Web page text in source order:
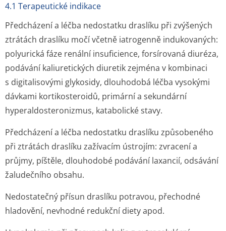
4.1 Terapeutické indikace
Předcházení a léčba nedostatku draslíku při zvýšených
ztrátách draslíku močí včetně iatrogenně indukovaných:
polyurická fáze renální insuficience, forsírovaná diuréza,
podávání kaliuretických diuretik zejména v kombinaci
s digitalisovými glykosidy, dlouhodobá léčba vysokými
dávkami kortikosteroidů, primární a sekundární
hyperaldostero­nizmus, katabolické stavy.
Předcházení a léčba nedostatku draslíku způsobeného
při ztrátách draslíku zažívacím ústrojím: zvracení a
průjmy, píštěle, dlouhodobé podávání laxancií, odsávání
žaludečního obsahu.
Nedostatečný přísun draslíku potravou, přechodné
hladovění, nevhodné redukční diety apod.